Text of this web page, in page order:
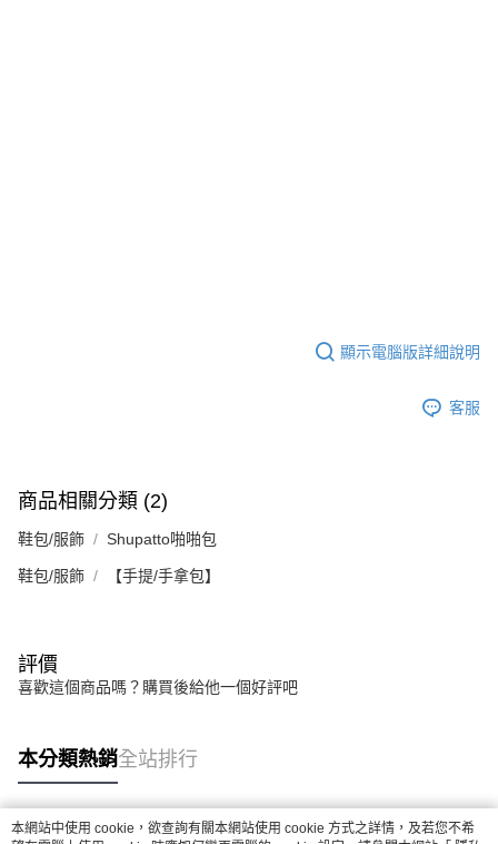
顯示電腦版詳細說明
客服
商品相關分類 (2)
鞋包/服飾 Shupatto啪啪包
鞋包/服飾 【手提/手拿包】
評價
喜歡這個商品嗎？購買後給他一個好評吧
本分類熱銷全站排行
本網站中使用 cookie，欲查詢有關本網站使用 cookie 方式之詳情，及若您不希